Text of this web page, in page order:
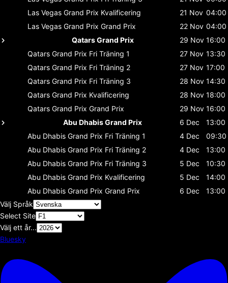
Las Vegas Grand Prix Kvalificering 21 Nov 04:00
Las Vegas Grand Prix Grand Prix 22 Nov 04:00
Qatars Grand Prix
29 Nov 16:00
Qatars Grand Prix Fri Träning 1 27 Nov 13:30
Qatars Grand Prix Fri Träning 2 27 Nov 17:00
Qatars Grand Prix Fri Träning 3 28 Nov 14:30
Qatars Grand Prix Kvalificering 28 Nov 18:00
Qatars Grand Prix Grand Prix 29 Nov 16:00
Abu Dhabis Grand Prix
6 Dec
13:00
Abu Dhabis Grand Prix Fri Träning 1 4 Dec
09:30
Abu Dhabis Grand Prix Fri Träning 2 4 Dec
13:00
Abu Dhabis Grand Prix Fri Träning 3 5 Dec
10:30
Abu Dhabis Grand Prix Kvalificering 5 Dec
14:00
Abu Dhabis Grand Prix Grand Prix 6 Dec
13:00
Välj Språk
Select Site
Välj ett år...
Bluesky